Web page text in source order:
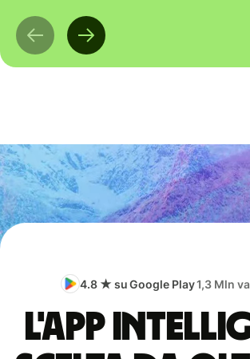
4.8 ★ su Google Play1,3 Mln
L'app